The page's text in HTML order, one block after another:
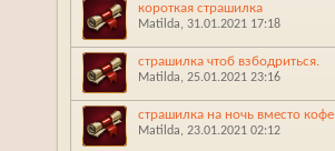
короткая страшилка
Matilda‎, 31.01.2021 17:18
страшилка чтоб взбодриться.
Matilda‎, 25.01.2021 23:16
страшилка на ночь вместо кофе
Matilda‎, 23.01.2021 02:12